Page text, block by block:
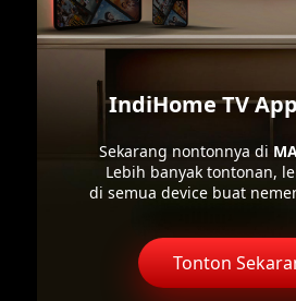
IndiHome TV
Sekarang nontonnya di
Lebih banyak tontonan,
di semua device buat
Tonton